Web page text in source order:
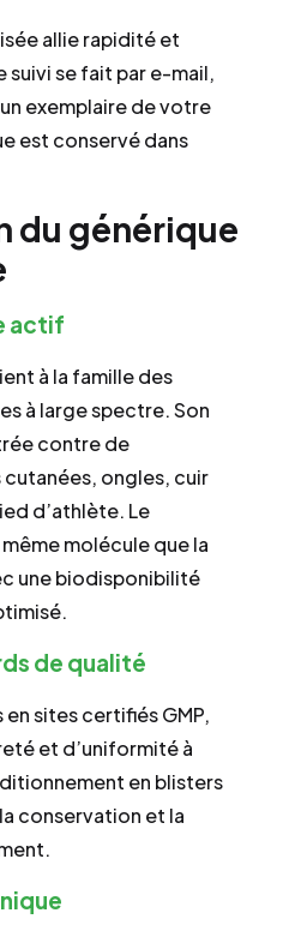
allie rapidité et
suivi se fait par e-mail,
exemplaire de votre
est conservé dans
du générique
actif
à la famille des
à large spectre. Son
contre de
ongles, cuir
d’athlète. Le
molécule que la
une biodisponibilité
de qualité
sites certifiés GMP,
et d’uniformité à
en blisters
conservation et la